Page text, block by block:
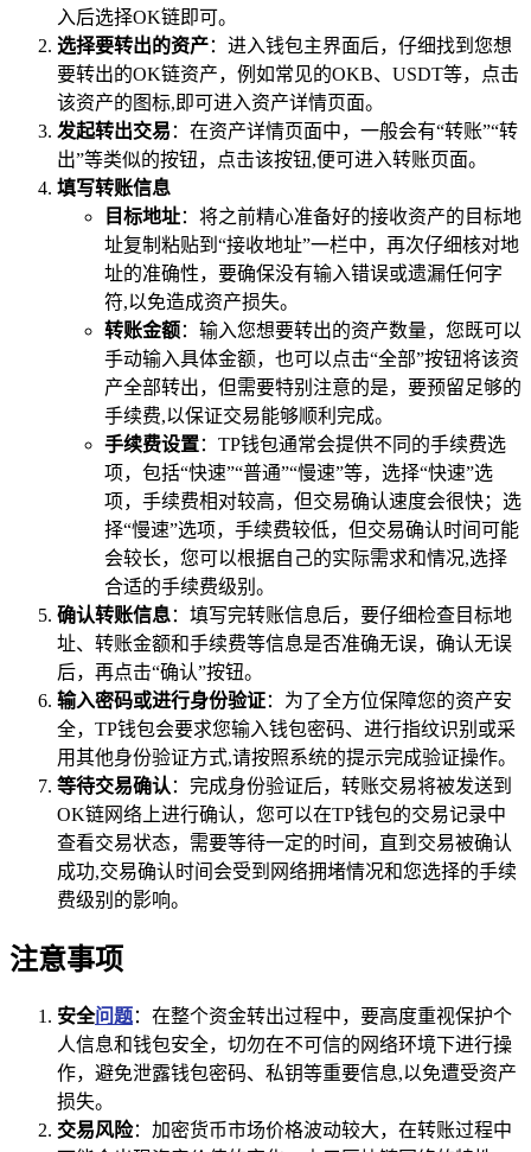
入后选择OK链即可。
选择要转出的资产：进入钱包主界面后，仔细找到您想
要转出的OK链资产，例如常见的OKB、USDT等，点击
该资产的图标,即可进入资产详情页面。
发起转出交易 ：在资产详情页面中，一般会有“转账”“转
出”等类似的按钮，点击该按钮,便可进入转账页面。
填写转账信息
目标地址：将之前精心准备好的接收资产的目标地
址复制粘贴到“接收地址”一栏中，再次仔细核对地
址的准确性，要确保没有输入错误或遗漏任何字
符,以免造成资产损失。
转账金额：输入您想要转出的资产数量，您既可以
手动输入具体金额，也可以点击“全部”按钮将该资
产全部转出，但需要特别注意的是，要预留足够的
手续费,以保证交易能够顺利完成。
手续费设置：TP钱包通常会提供不同的手续费选
项，包括“快速”“普通”“慢速”等，选择“快速”选
项，手续费相对较高，但交易确认速度会很快；选
择“慢速”选项，手续费较低，但交易确认时间可能
会较长，您可以根据自己的实际需求和情况,选择
合适的手续费级别。
确认转账信息：填写完转账信息后，要仔细检查目标地
址、转账金额和手续费等信息是否准确无误，确认无误
后，再点击“确认”按钮。
输入密码或进行身份验证：为了全方位保障您的资产安
全，TP钱包会要求您输入钱包密码、进行指纹识别或采
用其他身份验证方式,请按照系统的提示完成验证操作。
等待交易确认 ：完成身份验证后，转账交易将被发送到
OK链网络上进行确认，您可以在TP钱包的交易记录中
查看交易状态，需要等待一定的时间，直到交易被确认
成功,交易确认时间会受到网络拥堵情况和您选择的手续
费级别的影响。
注意事项
安全问题：在整个资金转出过程中，要高度重视保护个
人信息和钱包安全，切勿在不可信的网络环境下进行操
作，避免泄露钱包密码、私钥等重要信息,以免遭受资产
损失。
交易风险：加密货币市场价格波动较大，在转账过程中